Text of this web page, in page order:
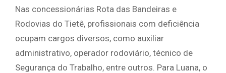
Nas concessionárias Rota das Bandeiras e
Rodovias do Tietê, profissionais com deficiência
ocupam cargos diversos, como auxiliar
administrativo, operador rodoviário, técnico de
Segurança do Trabalho, entre outros. Para Luana, o